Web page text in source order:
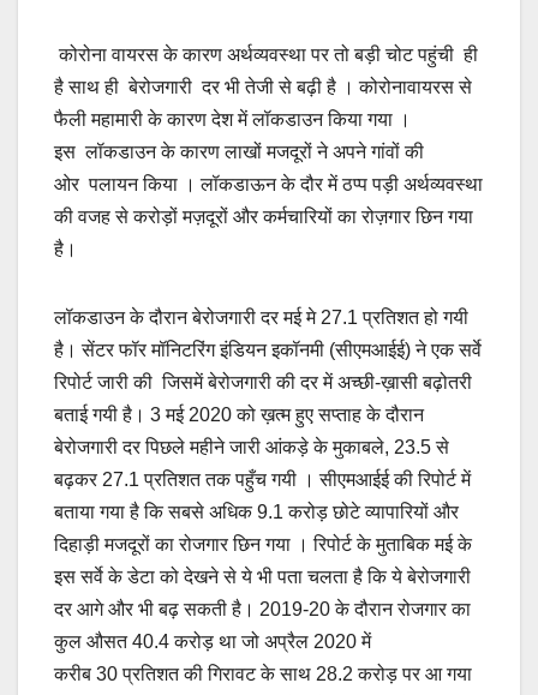
कोरोना वायरस के कारण अर्थव्यवस्था पर तो बड़ी चोट पहुंची ही
है साथ ही बेरोजगारी दर भी तेजी से बढ़ी है । कोरोनावायरस से
फैली महामारी के कारण देश में लॉकडाउन किया गया ।
इस लॉकडाउन के कारण लाखों मजदूरों ने अपने गांवों की
ओर पलायन किया । लॉकडाऊन के दौर में ठप्प पड़ी अर्थव्यवस्था
की वजह से करोड़ों मज़दूरों और कर्मचारियों का रोज़गार छिन गया
है।
लॉकडाउन के दौरान बेरोजगारी दर मई मे 27.1 प्रतिशत हो गयी
है। सेंटर फॉर मॉनिटरिंग इंडियन इकॉनमी (सीएमआईई) ने एक सर्वे
रिपोर्ट जारी की जिसमें बेरोजगारी की दर में अच्छी-ख़ासी बढ़ोतरी
बताई गयी है। 3 मई 2020 को ख़त्म हुए सप्ताह के दौरान
बेरोजगारी दर पिछले महीने जारी आंकड़े के मुकाबले, 23.5 से
बढ़कर 27.1 प्रतिशत तक पहुँच गयी । सीएमआईई की रिपोर्ट में
बताया गया है कि सबसे अधिक 9.1 करोड़ छोटे व्यापारियों और
दिहाड़ी मजदूरों का रोजगार छिन गया । रिपोर्ट के मुताबिक मई के
इस सर्वे के डेटा को देखने से ये भी पता चलता है कि ये बेरोजगारी
दर आगे और भी बढ़ सकती है। 2019-20 के दौरान रोजगार का
कुल औसत 40.4 करोड़ था जो अप्रैल 2020 में
करीब 30 प्रतिशत की गिरावट के साथ 28.2 करोड़ पर आ गया